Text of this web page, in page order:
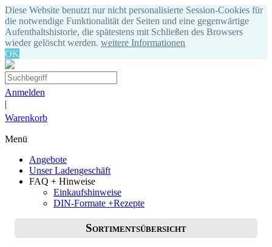
Diese Website benutzt nur nicht personalisierte Session-Cookies für
die notwendige Funktionalität der Seiten und eine gegenwärtige
Aufenthaltshistorie, die spätestens mit Schließen des Browsers
wieder gelöscht werden. weitere Informationen
OK
Anmelden
|
Warenkorb
Menü
Angebote
Unser Ladengeschäft
FAQ + Hinweise
Einkaufshinweise
DIN-Formate +Rezepte
Sortimentsübersicht